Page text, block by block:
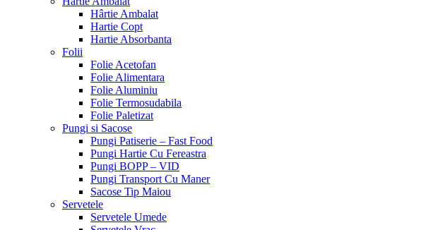
Hârtie Ambalat
Hartie Copt
Hartie Absorbanta
Folii
Folie Acetofan
Folie Alimentara
Folie Aluminiu
Folie Termosudabila
Folie Paletizat
Pungi si Sacose
Pungi Patiserie – Fast Food
Pungi Hartie Cu Fereastra
Pungi BOPP – VID
Pungi Transport Cu Maner
Sacose Tip Maiou
Servetele
Servetele Umede